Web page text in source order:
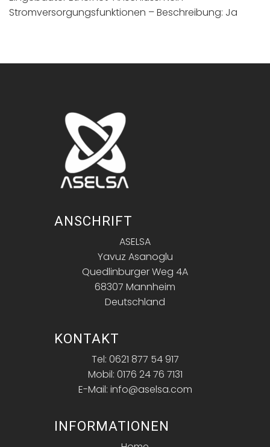
Stromversorgungsfunktionen – Beschreibung: Ja
ANSCHRIFT
ASELSA
Yavuz Asanoglu
Quedlinburger Weg 4A
68307 Mannheim
Deutschland
KONTAKT
Tel: 0621 877 54 917
Mobil: 0176 24 76 7131
E-Mail: info@aselsa.com
INFORMATIONEN